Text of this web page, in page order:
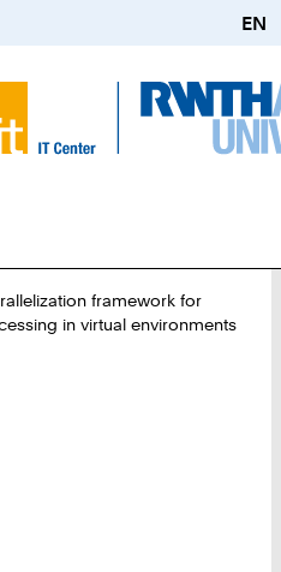
EN
framework for
in virtual environments